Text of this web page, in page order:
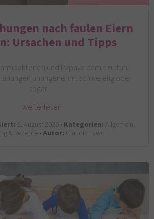
nach faulen Eiern
Ursachen und Tipps
und Papaya damit zu tun
unangenehm, schwefelig oder
sogar…
weiterlesen
5. August 2026 •Kategorien: Allgemein,
& Rezepte •Autor: Claudia Tawo